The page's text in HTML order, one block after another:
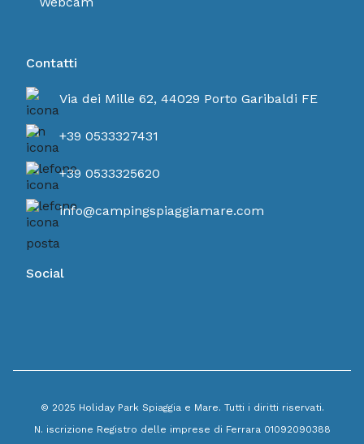
Contatti
Via dei Mille 62, 44029 Porto Garibaldi FE
+39 0533327431
+39 0533325620
info@campingspiaggiamare.com
Social
© 2025 Holiday Park Spiaggia e Mare. Tutti i diritti riservati.
N. iscrizione Registro delle imprese di Ferrara 01092090388